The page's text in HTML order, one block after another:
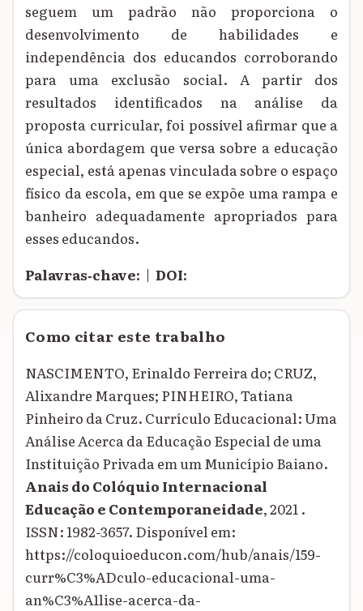
seguem um padrão não proporciona o
desenvolvimento de habilidades e
independência dos educandos corroborando
para uma exclusão social. A partir dos
resultados identificados na análise da
proposta curricular, foi possível afirmar que a
única abordagem que versa sobre a educação
especial, está apenas vinculada sobre o espaço
físico da escola, em que se expõe uma rampa e
banheiro adequadamente apropriados para
esses educandos.
Palavras‑chave: | DOI:
Como citar este trabalho
NASCIMENTO, Erinaldo Ferreira do; CRUZ,
Alixandre Marques; PINHEIRO, Tatiana
Pinheiro da Cruz. Currículo Educacional: Uma
Análise Acerca da Educação Especial de uma
Instituição Privada em um Município Baiano.
Anais do Colóquio Internacional
Educação e Contemporaneidade, 2021 .
ISSN: 1982-3657. Disponível em:
https://coloquioeducon.com/hub/anais/159-
curr%C3%ADculo-educacional-uma-
an%C3%A1lise-acerca-da-